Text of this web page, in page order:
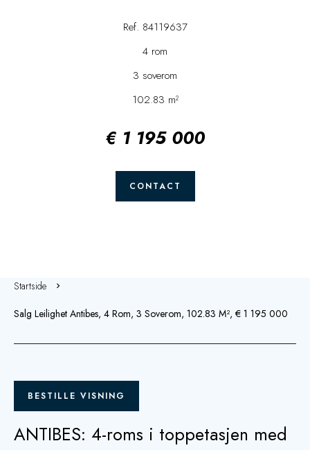
Ref. 84119637
4 rom
3 soverom
102.83 m²
€ 1 195 000
CONTACT
Startside
Salg Leilighet Antibes, 4 Rom, 3 Soverom, 102.83 M², € 1 195 000
BESTILLE VISNING
ANTIBES: 4-roms i toppetasjen med